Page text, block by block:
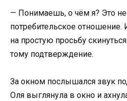
— Понимаешь, о чём я? Это
потребительское отношение.
на простую просьбу
тому подтверждение.
За окном послышался звук
Оля выглянула в окно и